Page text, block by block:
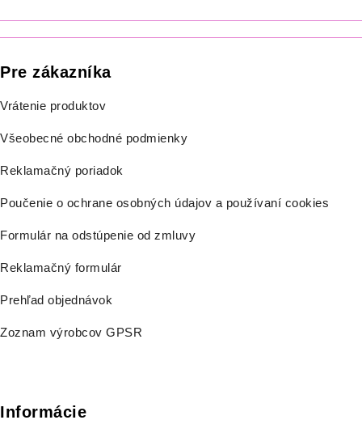
Pre zákazníka
Vrátenie produktov
Všeobecné obchodné podmienky
Reklamačný poriadok
Poučenie o ochrane osobných údajov a používaní cookies
Formulár na odstúpenie od zmluvy
Reklamačný formulár
Prehľad objednávok
Zoznam výrobcov GPSR
Informácie